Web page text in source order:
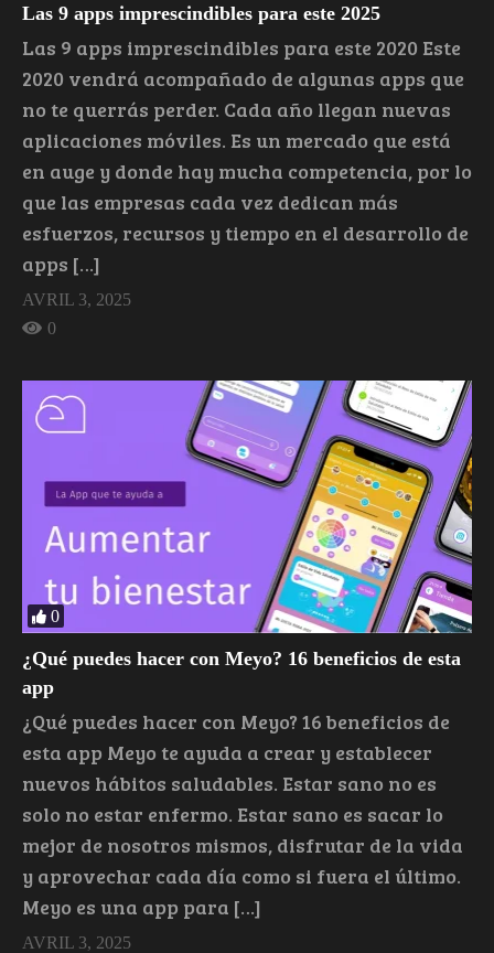
Las 9 apps imprescindibles para este 2025
Las 9 apps imprescindibles para este 2020 Este
2020 vendrá acompañado de algunas apps que
no te querrás perder. Cada año llegan nuevas
aplicaciones móviles. Es un mercado que está
en auge y donde hay mucha competencia, por lo
que las empresas cada vez dedican más
esfuerzos, recursos y tiempo en el desarrollo de
apps […]
AVRIL 3, 2025
0
0
¿Qué puedes hacer con Meyo? 16 beneficios de esta
app
¿Qué puedes hacer con Meyo? 16 beneficios de
esta app Meyo te ayuda a crear y establecer
nuevos hábitos saludables. Estar sano no es
solo no estar enfermo. Estar sano es sacar lo
mejor de nosotros mismos, disfrutar de la vida
y aprovechar cada día como si fuera el último.
Meyo es una app para […]
AVRIL 3, 2025